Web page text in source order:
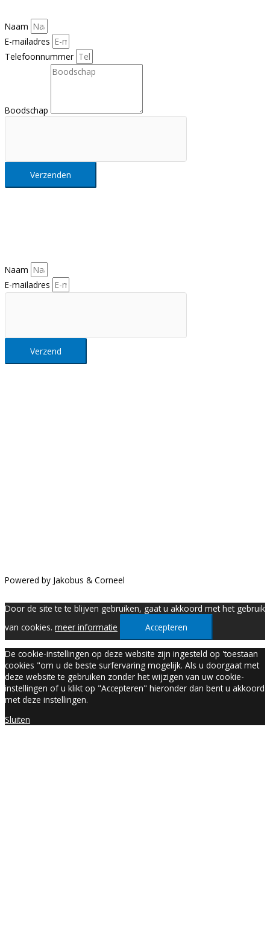
Naam
E-mailadres
Telefoonnummer
Boodschap
Verzenden
Naam
E-mailadres
Verzend
Powered by Jakobus & Corneel
Door de site te te blijven gebruiken, gaat u akkoord met het gebruik
van cookies. meer informatie Accepteren
De cookie-instellingen op deze website zijn ingesteld op 'toestaan
cookies "om u de beste surfervaring mogelijk. Als u doorgaat met
deze website te gebruiken zonder het wijzigen van uw cookie-
instellingen of u klikt op "Accepteren" hieronder dan bent u akkoord
met deze instellingen.
Sluiten